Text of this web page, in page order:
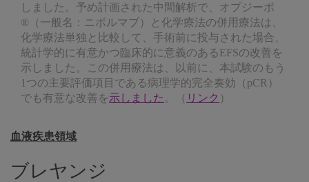
しました。予め計画された中間解析で、オプジーボ
®（一般名：ニボルマブ）と化学療法の併用療法は、
化学療法単独と比較して、手術前に投与された場合、
統計学的に有意かつ臨床的に意義のあるEFSの改善を
示しました。この併用療法は、以前に、本試験のもう
1つの主要評価項目である病理学的完全奏効（pCR）
でも有意な改善を示しました 。（ リンク ）
血液疾患領域
ブレヤンジ